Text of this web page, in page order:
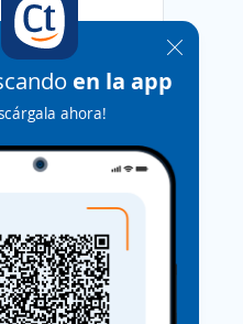
en la app
ahora!